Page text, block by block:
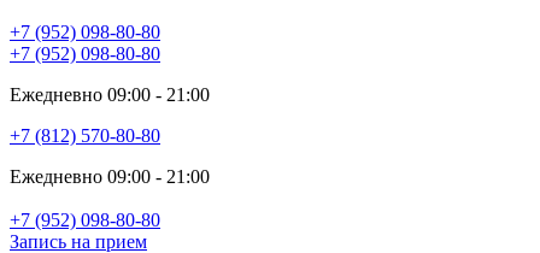
+7 (952) 098-80-80
+7 (952) 098-80-80
Ежедневно 09:00 - 21:00
+7 (812) 570-80-80
Ежедневно 09:00 - 21:00
+7 (952) 098-80-80
Запись на прием